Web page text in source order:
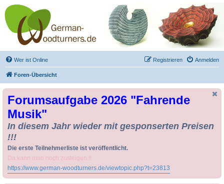
Drechseln und
Kunsthandwerk -
German-Woodturners
*Forum Sauerland*
Der Treffpunkt für Drechsler und Freunde des Kunsthandwerks
Wer ist Online Anmelden
Registrieren
Foren-Übersicht
Forumsaufgabe 2026 "Fahrende
Musik"
In diesem Jahr wieder mit gesponserten Preisen
!!!
Die erste Teilnehmerliste ist veröffentlicht.
Da kann man noch zusteigen !!
https://www.german-woodturners.de/viewtopic.php?t=23813